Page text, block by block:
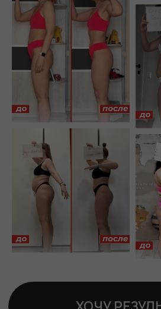
более 10.000
девушек
прошли через
меня за это
время
Я прожила это
на себе